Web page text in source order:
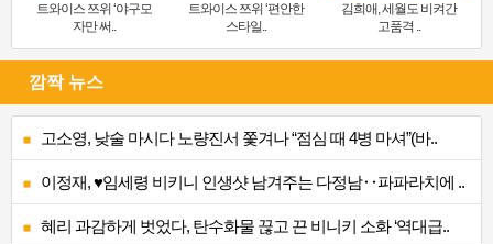
트와이스 쯔위 ‘야구모
자만 써..
트와이스 쯔위 ‘편안한
스타일..
김희애, 세월도 비켜간
고품격 ..
깜짝 뉴스
고소영, 낮술 마시다 노량진서 쫓겨나 “점심 때 4병 마셔”(바..
이정재, ♥임세령 비키니 인생샷 남겨주는 다정남‥파파라치에 ..
혜리 과감하게 벗었다, 탄수화물 끊고 끈 비니키 소화 ‘역대급..